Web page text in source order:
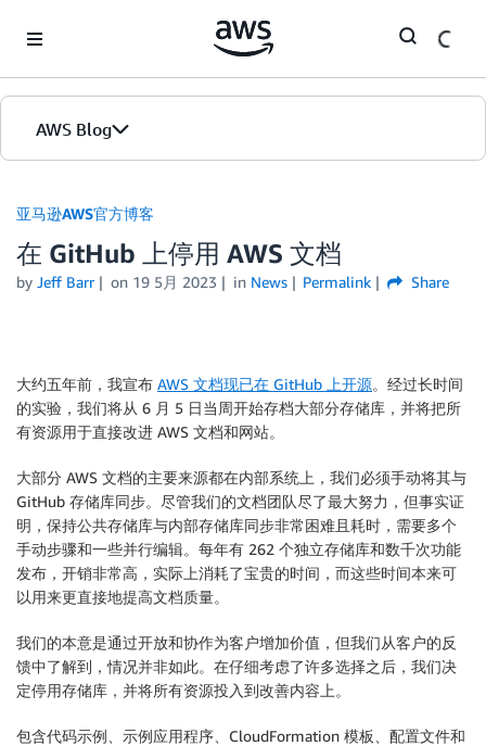
AWS Blog
首页
版本
亚马逊AWS官方博客
在 GitHub 上停用 AWS 文档
by Jeff Barr on 19 5月 2023 in News Permalink Share
大约五年前，我宣布 AWS 文档现已在 GitHub 上开源。经过长时间
的实验，我们将从 6 月 5 日当周开始存档大部分存储库，并将把所
有资源用于直接改进 AWS 文档和网站。
大部分 AWS 文档的主要来源都在内部系统上，我们必须手动将其与
GitHub 存储库同步。尽管我们的文档团队尽了最大努力，但事实证
明，保持公共存储库与内部存储库同步非常困难且耗时，需要多个
手动步骤和一些并行编辑。每年有 262 个独立存储库和数千次功能
发布，开销非常高，实际上消耗了宝贵的时间，而这些时间本来可
以用来更直接地提高文档质量。
我们的本意是通过开放和协作为客户增加价值，但我们从客户的反
馈中了解到，情况并非如此。在仔细考虑了许多选择之后，我们决
定停用存储库，并将所有资源投入到改善内容上。
包含代码示例、示例应用程序、CloudFormation 模板、配置文件和